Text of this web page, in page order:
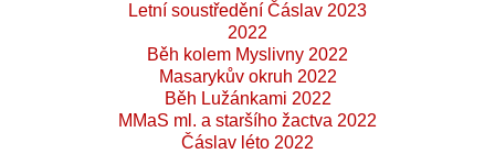
Letní soustředění Čáslav 2023
2022
Běh kolem Myslivny 2022
Masarykův okruh 2022
Běh Lužánkami 2022
MMaS ml. a staršího žactva 2022
Čáslav léto 2022